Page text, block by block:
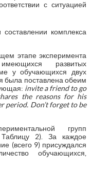
с ситуацией
комплекса
этапе эксперимента
развитых
у обучающихся двух
была поставлена обеим
invite a friend to go
the reasons for his
period. Don’t forget to be
групп
2). За каждое
(всего 9) присуждался
обучающихся,